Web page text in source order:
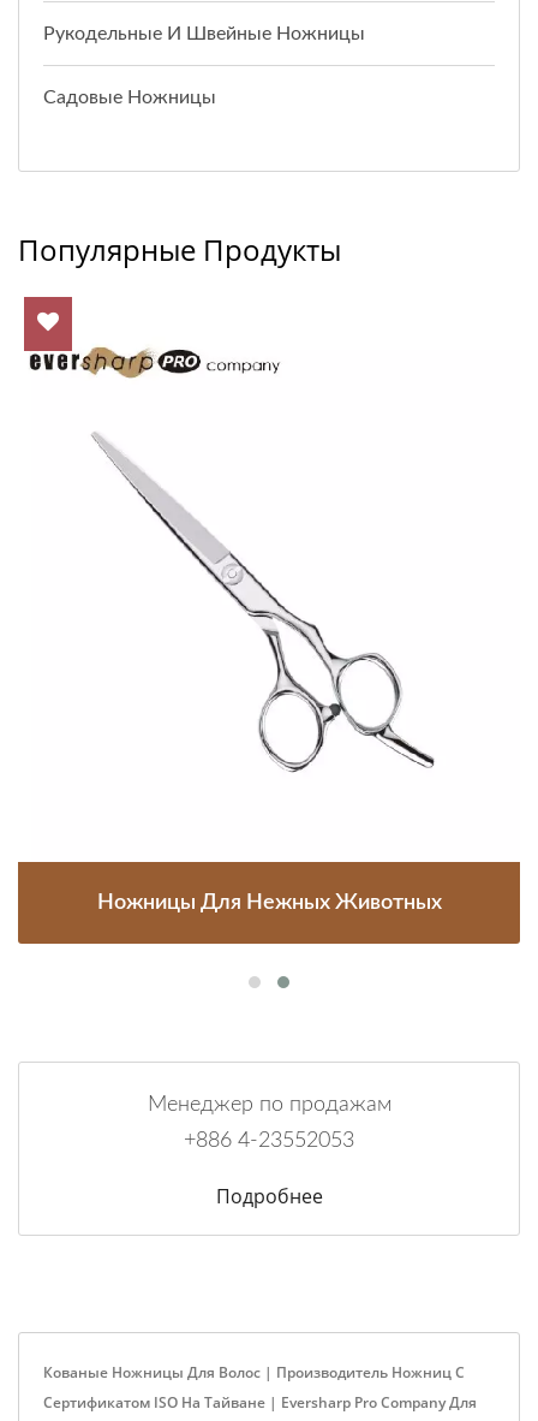
Рукодельные И Швейные Ножницы
Садовые Ножницы
Популярные Продукты
Ножницы Для Нежных Животных
Менеджер по продажам
+886 4-23552053
Подробнее
Кованые Ножницы Для Волос | Производитель Ножниц С
Сертификатом ISO На Тайване | Eversharp Pro Company Для